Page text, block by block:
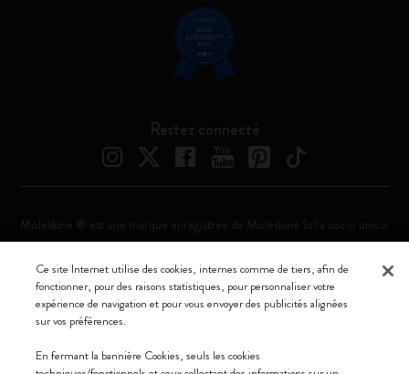
Restez connecté
Moleskine ® est une marque enregistrée de Moleskine Srl a socio unico
Italia - P. IVA / CCIAA n. 07234480965 - REA MI 1945400 - Cap.
Soc. €2.181.513,42
Ce site Internet utilise des cookies, internes comme de tiers, afin de
fonctionner, pour des raisons statistiques, pour personnaliser votre
expérience de navigation et pour vous envoyer des publicités alignées
sur vos préférences.
En fermant la bannière Cookies, seuls les cookies